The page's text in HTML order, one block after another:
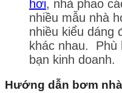
hơi, nhà phao
nhiều mẫu nhà
nhiều kiểu dáng
khác nhau. Phù
bạn kinh doanh.
Hướng dẫn bơm